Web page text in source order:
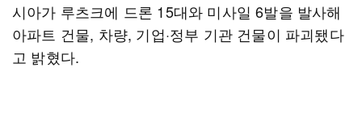
시아가 루츠크에 드론 15대와 미사일 6발을 발사해
아파트 건물, 차량, 기업·정부 기관 건물이 파괴됐다
고 밝혔다.